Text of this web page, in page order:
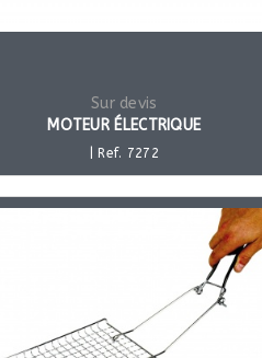
Sur devis
MOTEUR ÉLECTRIQUE
| Ref. 7272